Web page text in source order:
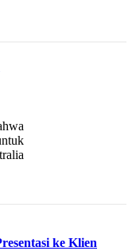
ke Klien